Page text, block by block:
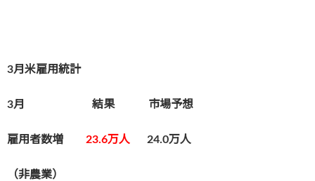
3月米雇用統計
3月 結果 市場予想
雇用者数増 23.6万人 24.0万人
（非農業）